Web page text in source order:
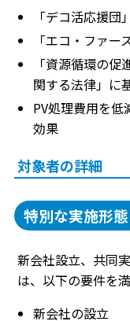
「デコ活応援
「エコ・ファ
「資源循環の
関する法律」に
PV処理費用を
効果
対象者の詳細
特別な実施形
新会社設立、共同
は、以下の要件を
新会社の設立